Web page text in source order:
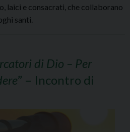
laici e consacrati, che collaborano
santi.
di Dio – Per
” – Incontro di